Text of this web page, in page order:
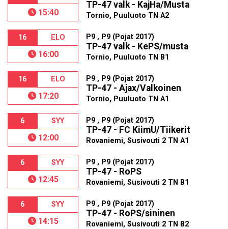
15:40
TP-47 valk - KajHa/Musta
Tornio, Puuluoto TN A2
16 ELO
16:00
P9 , P9 (Pojat 2017)
TP-47 valk - KePS/musta
Tornio, Puuluoto TN B1
16 ELO
17:20
P9 , P9 (Pojat 2017)
TP-47 - Ajax/Valkoinen
Tornio, Puuluoto TN A1
6 SYY
12:00
P9 , P9 (Pojat 2017)
TP-47 - FC KiimU/Tiikerit
Rovaniemi, Susivouti 2 TN A1
6 SYY
12:45
P9 , P9 (Pojat 2017)
TP-47 - RoPS
Rovaniemi, Susivouti 2 TN B1
6 SYY
14:15
P9 , P9 (Pojat 2017)
TP-47 - RoPS/sininen
Rovaniemi, Susivouti 2 TN B2